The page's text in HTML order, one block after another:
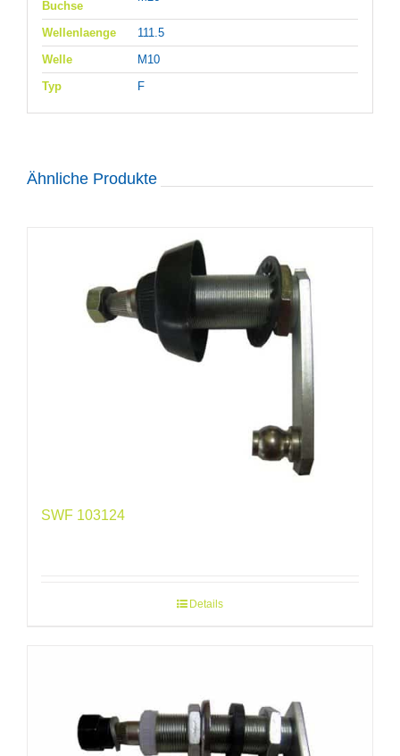
Buchse
Wellenlaenge
111.5
Welle
M10
Typ
F
Ähnliche Produkte
SWF 103124
Details